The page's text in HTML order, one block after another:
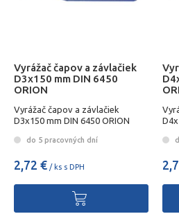
Vyrážač čapov a závlačiek
D3x150 mm DIN 6450
ORION
Vyrážač čapov a závlačiek
D3x150 mm DIN 6450 ORION
do 5 pracovných dní
2,72 € / ks s DPH